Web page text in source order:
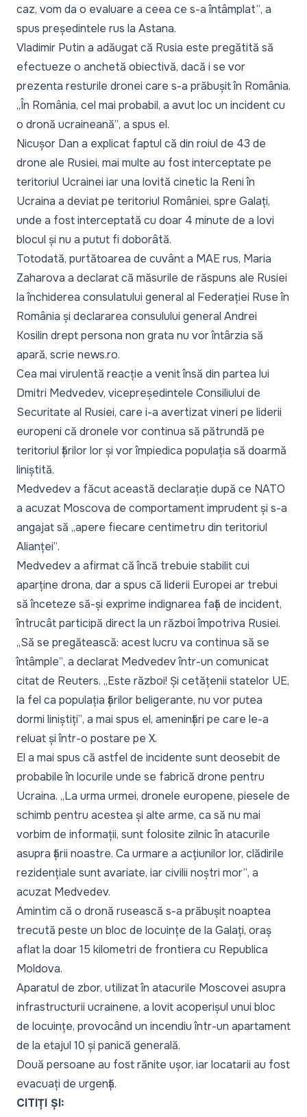
caz, vom da o evaluare a ceea ce s-a întâmplat”, a
spus președintele rus la Astana.
Vladimir Putin a adăugat că Rusia este pregătită să
efectueze o anchetă obiectivă, dacă i se vor
prezenta resturile dronei care s-a prăbușit în România.
„În România, cel mai probabil, a avut loc un incident cu
o dronă ucraineană”, a spus el.
Nicușor Dan a explicat faptul că din roiul de 43 de
drone ale Rusiei, mai multe au fost interceptate pe
teritoriul Ucrainei iar una lovită cinetic la Reni în
Ucraina a deviat pe teritoriul României, spre Galați,
unde a fost interceptată cu doar 4 minute de a lovi
blocul și nu a putut fi doborâtă.
Totodată, purtătoarea de cuvânt a MAE rus, Maria
Zaharova a declarat că măsurile de răspuns ale Rusiei
la închiderea consulatului general al Federației Ruse în
România și declararea consulului general Andrei
Kosilin drept persona non grata nu vor întârzia să
apară, scrie news.ro.
Cea mai virulentă reacție a venit însă din partea lui
Dmitri Medvedev, vicepreședintele Consiliului de
Securitate al Rusiei, care i-a avertizat vineri pe liderii
europeni că dronele vor continua să pătrundă pe
teritoriul țărilor lor și vor împiedica populația să doarmă
liniștită.
Medvedev a făcut această declarație după ce NATO
a acuzat Moscova de comportament imprudent și s-a
angajat să „apere fiecare centimetru din teritoriul
Alianței”.
Medvedev a afirmat că încă trebuie stabilit cui
aparține drona, dar a spus că liderii Europei ar trebui
să înceteze să-și exprime indignarea față de incident,
întrucât participă direct la un război împotriva Rusiei.
„Să se pregătească: acest lucru va continua să se
întâmple”, a declarat Medvedev într-un comunicat
citat de Reuters. „Este război! Și cetățenii statelor UE,
la fel ca populația țărilor beligerante, nu vor putea
dormi liniștiți”, a mai spus el, amenințări pe care le-a
reluat și într-o postare pe X.
El a mai spus că astfel de incidente sunt deosebit de
probabile în locurile unde se fabrică drone pentru
Ucraina. „La urma urmei, dronele europene, piesele de
schimb pentru acestea și alte arme, ca să nu mai
vorbim de informații, sunt folosite zilnic în atacurile
asupra țării noastre. Ca urmare a acțiunilor lor, clădirile
rezidențiale sunt avariate, iar civilii noștri mor”, a
acuzat Medvedev.
Amintim că o dronă rusească s-a prăbușit noaptea
trecută peste un bloc de locuințe de la Galați, oraș
aflat la doar 15 kilometri de frontiera cu Republica
Moldova.
Aparatul de zbor, utilizat în atacurile Moscovei asupra
infrastructurii ucrainene, a lovit acoperișul unui bloc
de locuințe, provocând un incendiu într-un apartament
de la etajul 10 și panică generală.
Două persoane au fost rănite ușor, iar locatarii au fost
evacuați de urgență.
CITIȚI ȘI: